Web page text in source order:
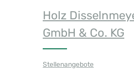
Holz
GmbH & Co. KG
Stellenangebote